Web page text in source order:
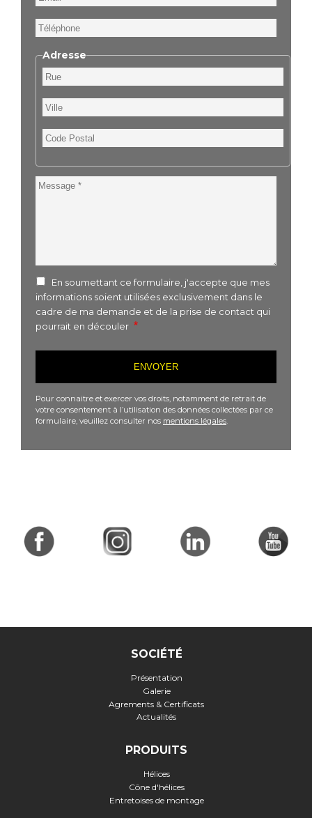
Téléphone
Adresse
Rue
Ville
Code
Postal
Message
En soumettant ce formulaire, j'accepte que mes
informations soient utilisées exclusivement dans le
cadre de ma demande et de la prise de contact qui
pourrait en découler
Pour connaitre et exercer vos droits, notamment de retrait de
votre consentement à l’utilisation des données collectées par ce
formulaire, veuillez consulter nos mentions légales
SOCIÉTÉ
Présentation
Galerie
Agrements & Certificats
Actualités
PRODUITS
Hélices
Cône d'hélices
Entretoises de montage